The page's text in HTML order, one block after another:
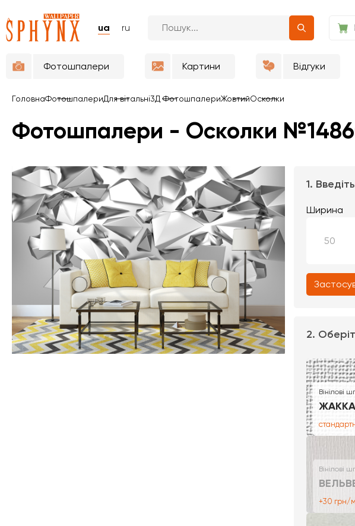
ua ru
Фотошпалери Картини Відгуки
ГоловнаФотошпалериДля вітальні3Д ФотошпалериЖовтийОсколки
Фотошпалери - Осколки
1.
Ширина
2.
Вінілові
Вінілові
+30 грн/